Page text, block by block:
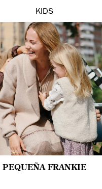
KIDS
PEQUEÑA FRANKIE